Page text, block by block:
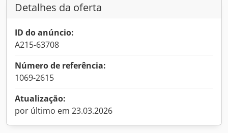
Detalhes da oferta
ID do anúncio:
A215-63708
Número de referência:
1069-2615
Atualização:
por último em 23.03.2026